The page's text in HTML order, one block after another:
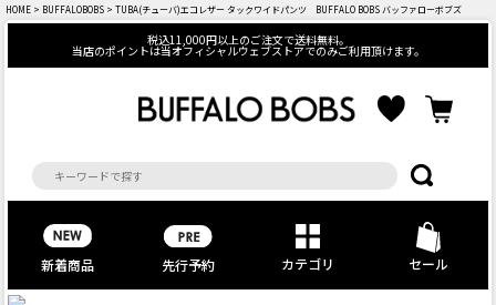
HOME > BUFFALOBOBS > TUBA(チューバ)エコレザー タックワイドパンツ BUFFALO BOBS バッファローボブズ
税込11,000円以上のご注文で送料無料。
当店のポイントは当オフィシャルウェブストアでのみご利用頂けます。
新着商品 先行予約 カテゴリ セール